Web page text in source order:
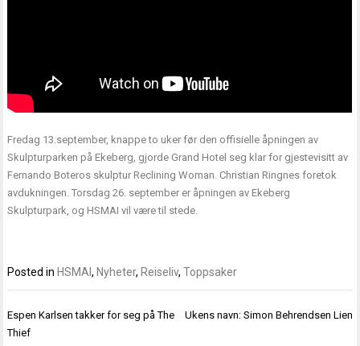
Fredag 13.september, knappe to uker før den offisielle åpningen av
Skulpturparken på Ekeberg, gjorde Grand Hotel seg klar for gjestevisitt av
Fernando Boteros skulptur Reclining Woman. Christian Ringnes foretok
avdukningen. Torsdag 26. september er åpningen av Ekeberg
Skulpturpark, og HSMAI vil være til stede.
Posted in HSMAI, Nyheter, Reiseliv,Toppsaker
Innleggsnavigasjon
Espen Karlsen takker for seg på The
Thief
Ukens navn: Simon Behrendsen Lien